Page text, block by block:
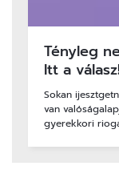
Tényleg
Itt a
Sokan
van
gyerekkori